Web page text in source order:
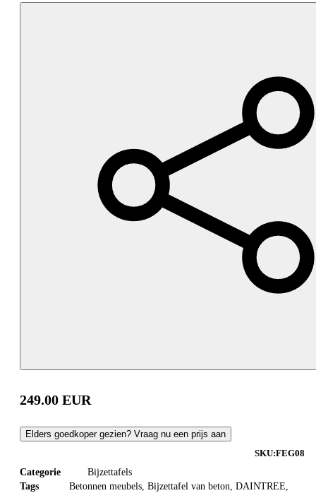
249.00 EUR
Elders goedkoper gezien? Vraag nu een prijs aan
SKU:FEG08
Categorie
Bijzettafels
Tags
Betonnen meubels Bijzettafel van beton DAINTREE